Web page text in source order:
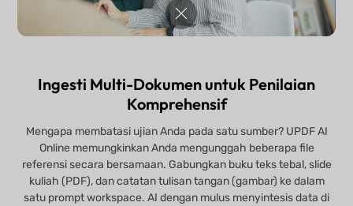
Ingesti Multi-Dokumen untuk Penilaian
Komprehensif
Mengapa membatasi ujian Anda pada satu sumber? UPDF AI
Online memungkinkan Anda mengunggah beberapa file
referensi secara bersamaan. Gabungkan buku teks tebal, slide
kuliah (PDF), dan catatan tulisan tangan (gambar) ke dalam
satu prompt workspace. AI dengan mulus menyintesis data di